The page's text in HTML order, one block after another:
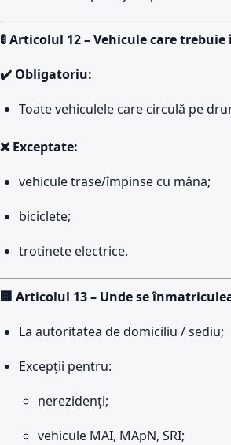
🚦 Articolul 12 – Vehicule care
✔️ Obligatoriu:
Toate vehiculele care circulă pe
❌ Exceptate:
vehicule trase/împinse cu mâna;
biciclete;
trotinete electrice.
🏢 Articolul 13 – Unde se
La autoritatea de domiciliu / sediu;
Excepții pentru:
nerezidenți;
vehicule MAI, MApN, SRI;